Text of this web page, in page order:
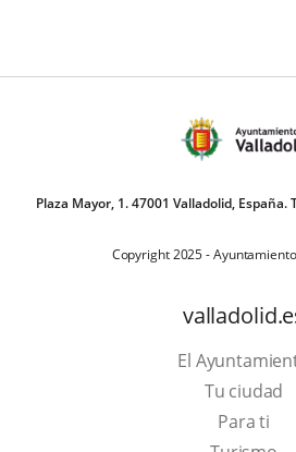
Plaza Mayor, 1. 47001 Valladolid, España.
Copyright 2025 -
El
Tu ciudad
Para ti